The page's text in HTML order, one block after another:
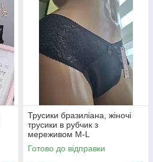
Трусики бразиліана, жіночі
трусики в рубчик з
мереживом M-L
Готово до відправки